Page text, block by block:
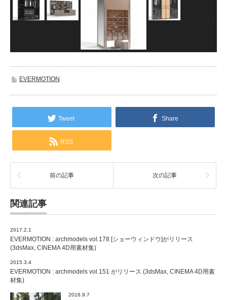
EVERMOTION
Tweet Share
RSS
前の記事 次の記事
関連記事
2017.2.1
EVERMOTION : archmodels vol.178 [ショーウィンドウ]がリリース
(3dsMax, CINEMA 4D用素材集)
2015.3.4
EVERMOTION : archmodels vol.151 がリリース (3dsMax, CINEMA 4D用素
材集)
2016.9.7